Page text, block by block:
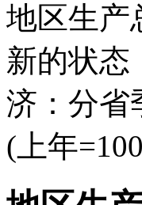
地区生产
新的状态
济：分省
(上年